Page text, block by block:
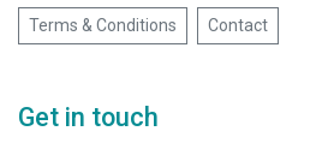
Terms & Conditions Contact
Get in touch